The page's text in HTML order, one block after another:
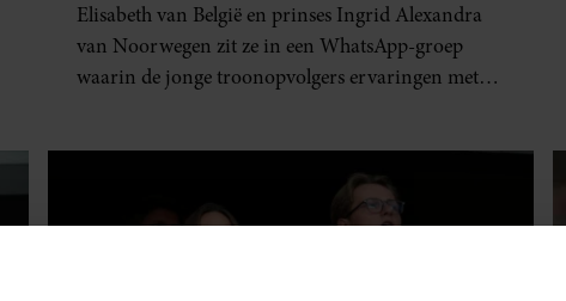
Elisabeth van België en prinses Ingrid Alexandra
van Noorwegen zit ze in een WhatsApp-groep
waarin de jonge troonopvolgers ervaringen met